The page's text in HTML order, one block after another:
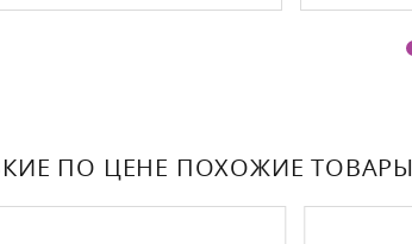
ПО ЦЕНЕ ПОХОЖИЕ ТОВАРЫ